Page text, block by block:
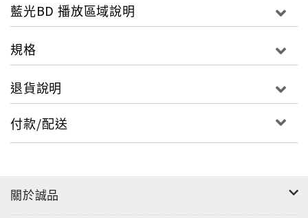
片長：66分鐘
區域：全
音效：Dolby 5.1中文
字幕選單：繁體中文/簡體中文
藍光BD 播放區域說明
規格
退貨說明
付款/配送
關於誠品